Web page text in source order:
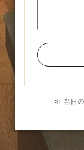
＊ 当日